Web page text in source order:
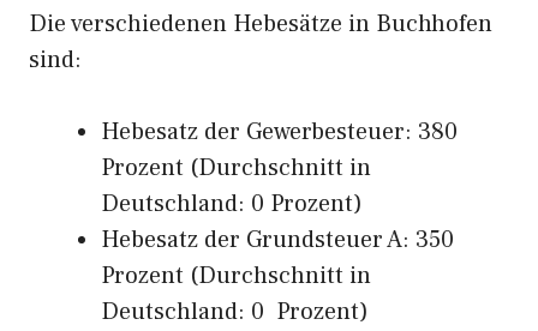
Die verschiedenen Hebesätze in Buchhofen
sind:
Hebesatz der Gewerbesteuer: 380
Prozent (Durchschnitt in
Deutschland: 0 Prozent)
Hebesatz der Grundsteuer A: 350
Prozent (Durchschnitt in
Deutschland: 0 Prozent)